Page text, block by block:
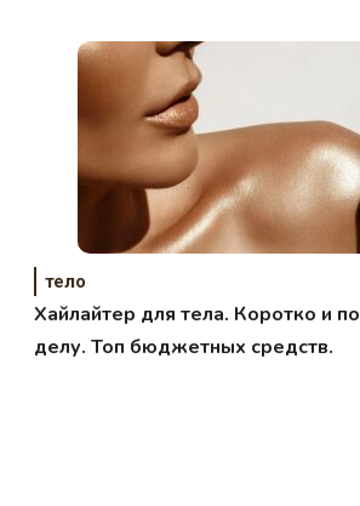
тело
Хайлайтер для тела. Коротко и по
делу. Топ бюджетных средств.